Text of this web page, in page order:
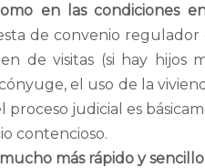
en las condiciones
de convenio regulador
de visitas (si hay hijos
el uso de la
proceso judicial es
contencioso.
más rápido y sencillo